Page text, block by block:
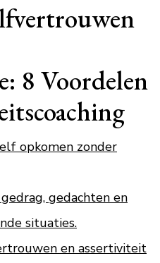
8 Voordelen
opkomen zonder
gedachten en
situaties.
en assertiviteit